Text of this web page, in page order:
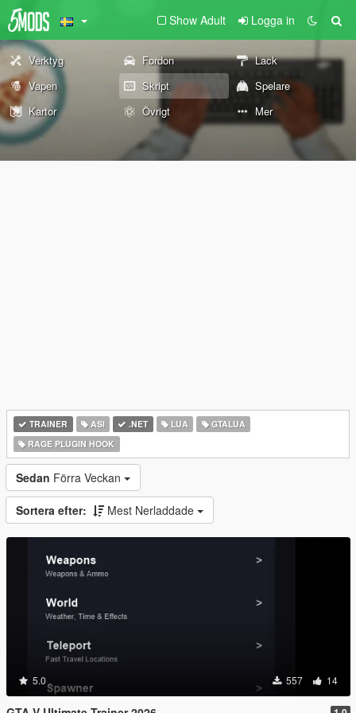
Show Adult Logga in
Verktyg Fordon
Lack
Vapen
Skript
Spelare
Kartor
Övrigt Mer
TRAINER ASI .NET LUA
GTALUA
RAGE PLUGIN HOOK
Sedan Förra Veckan
Sortera efter: Mest Nerladdade
5.0 557 14